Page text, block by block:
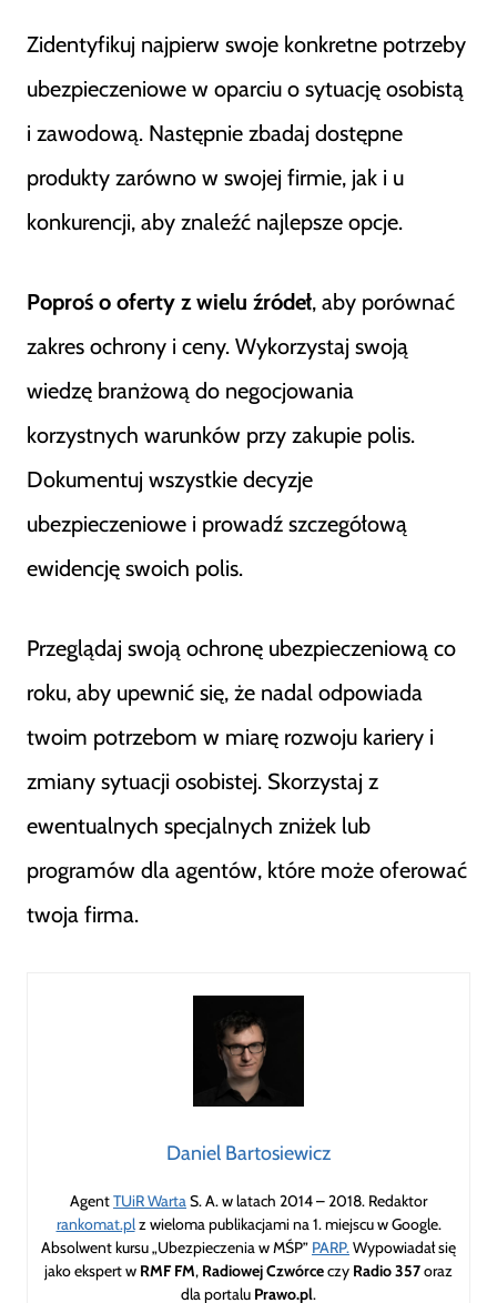
Zidentyfikuj najpierw swoje konkretne potrzeby
ubezpieczeniowe w oparciu o sytuację osobistą
i zawodową. Następnie zbadaj dostępne
produkty zarówno w swojej firmie, jak i u
konkurencji, aby znaleźć najlepsze opcje.
Poproś o oferty z wielu źródeł, aby porównać
zakres ochrony i ceny. Wykorzystaj swoją
wiedzę branżową do negocjowania
korzystnych warunków przy zakupie polis.
Dokumentuj wszystkie decyzje
ubezpieczeniowe i prowadź szczegółową
ewidencję swoich polis.
Przeglądaj swoją ochronę ubezpieczeniową co
roku, aby upewnić się, że nadal odpowiada
twoim potrzebom w miarę rozwoju kariery i
zmiany sytuacji osobistej. Skorzystaj z
ewentualnych specjalnych zniżek lub
programów dla agentów, które może oferować
twoja firma.
Daniel Bartosiewicz
AgentTUiR WartaS. A. w latach 2014 – 2018. Redaktor
rankomat.plz wieloma publikacjami na 1. miejscu w Google.
Absolwent kursu „Ubezpieczenia w MŚP” PARP.Wypowiadał się
jako ekspert w RMF FM, Radiowej Czwórceczy Radio 357oraz
dla portalu Prawo.pl.